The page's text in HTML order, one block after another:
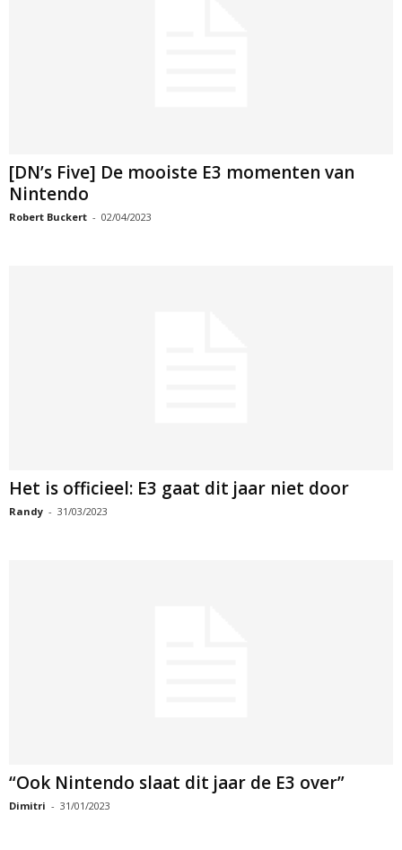
[DN’s Five] De mooiste E3 momenten van
Nintendo
Robert Buckert - 02/04/2023
Het is officieel: E3 gaat dit jaar niet door
Randy - 31/03/2023
“Ook Nintendo slaat dit jaar de E3 over”
Dimitri - 31/01/2023